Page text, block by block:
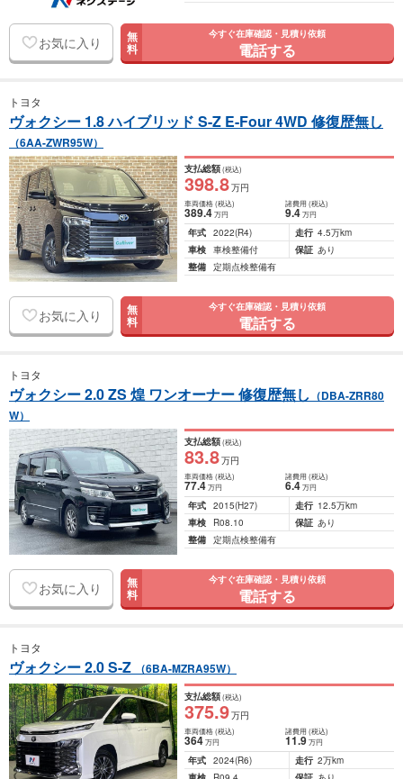
お気に入り 無
料
今すぐ在庫確認・見積り依頼
電話する
トヨタ
ヴォクシー 1.8 ハイブリッド S-Z E-Four 4WD 修復歴無し
（6AA-ZWR95W）
支払総額(税込)
398.8万円
車両価格(税込)
389.4万円
諸費用 (税込)
9.4 万円
年式 2022(R4) 走行 4.5万km
車検 車検整備付 保証 あり
整備 定期点検整備有
お気に入り 無
料
今すぐ在庫確認・見積り依頼
電話する
トヨタ
ヴォクシー 2.0 ZS 煌 ワンオーナー 修復歴無し （DBA-ZRR80
W）
支払総額(税込)
83.8万円
車両価格(税込)
77.4万円
諸費用 (税込)
6.4 万円
年式 2015(H27) 走行 12.5万km
車検
R08.10 保証 あり
整備 定期点検整備有
お気に入り 無
料
今すぐ在庫確認・見積り依頼
電話する
トヨタ
ヴォクシー 2.0 S-Z （6BA-MZRA95W）
支払総額(税込)
375.9万円
車両価格(税込)
364万円
諸費用 (税込)
11.9 万円
年式 2024(R6) 走行 2万km